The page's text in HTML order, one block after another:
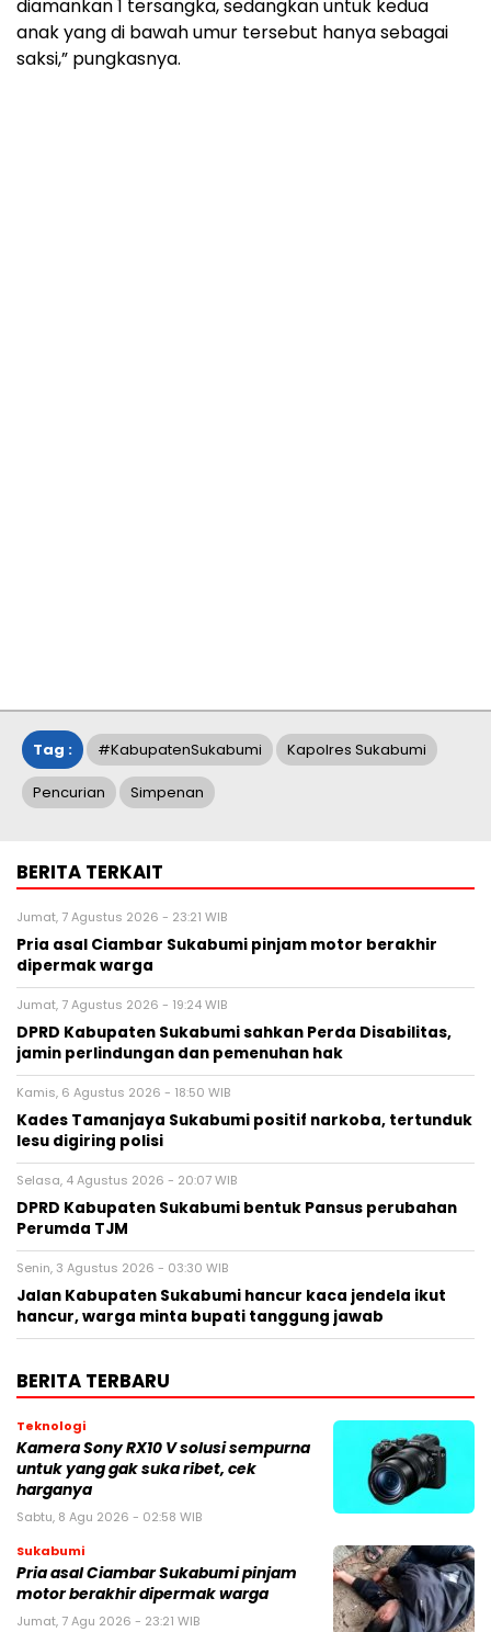
diamankan 1 tersangka, sedangkan untuk kedua
anak yang di bawah umur tersebut hanya sebagai
saksi,” pungkasnya.
Tag : #KabupatenSukabumi Kapolres Sukabumi
Pencurian Simpenan
BERITA TERKAIT
Jumat, 7 Agustus 2026 - 23:21 WIB
Pria asal Ciambar Sukabumi pinjam motor berakhir
dipermak warga
Jumat, 7 Agustus 2026 - 19:24 WIB
DPRD Kabupaten Sukabumi sahkan Perda Disabilitas,
jamin perlindungan dan pemenuhan hak
Kamis, 6 Agustus 2026 - 18:50 WIB
Kades Tamanjaya Sukabumi positif narkoba, tertunduk
lesu digiring polisi
Selasa, 4 Agustus 2026 - 20:07 WIB
DPRD Kabupaten Sukabumi bentuk Pansus perubahan
Perumda TJM
Senin, 3 Agustus 2026 - 03:30 WIB
Jalan Kabupaten Sukabumi hancur kaca jendela ikut
hancur, warga minta bupati tanggung jawab
BERITA TERBARU
Teknologi
Kamera Sony RX10 V solusi sempurna
untuk yang gak suka ribet, cek
harganya
Sabtu, 8 Agu 2026 - 02:58 WIB
Sukabumi
Pria asal Ciambar Sukabumi pinjam
motor berakhir dipermak warga
Jumat, 7 Agu 2026 - 23:21 WIB